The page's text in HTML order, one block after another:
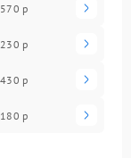
р
р
р
р